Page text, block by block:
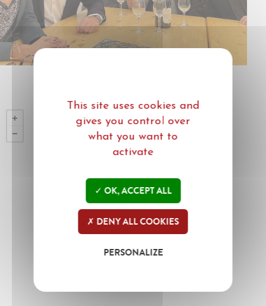
This site uses cookies and
gives you control over
what you want to
activate
OK, ACCEPT ALL
DENY ALL COOKIES
PERSONALIZE